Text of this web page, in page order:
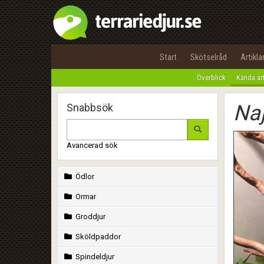
Start Skötselråd Artiklar
Överblick Kända
Snabbsök
Avancerad sök
Ödlor
Ormar
Groddjur
Sköldpaddor
Spindeldjur